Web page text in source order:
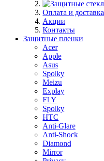
Оплата и доставка
Акции
Контакты
Защитные пленки
Acer
Apple
Asus
Spolky
Meizu
Explay
FLY
Spolky
HTC
Anti-Glare
Anti-Shock
Diamond
Mirror